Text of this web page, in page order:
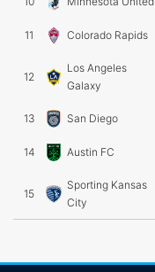
11 Colorado Rapids
12
Los Angeles
Galaxy
13 San Diego
14 Austin FC
15
Sporting Kansas
City